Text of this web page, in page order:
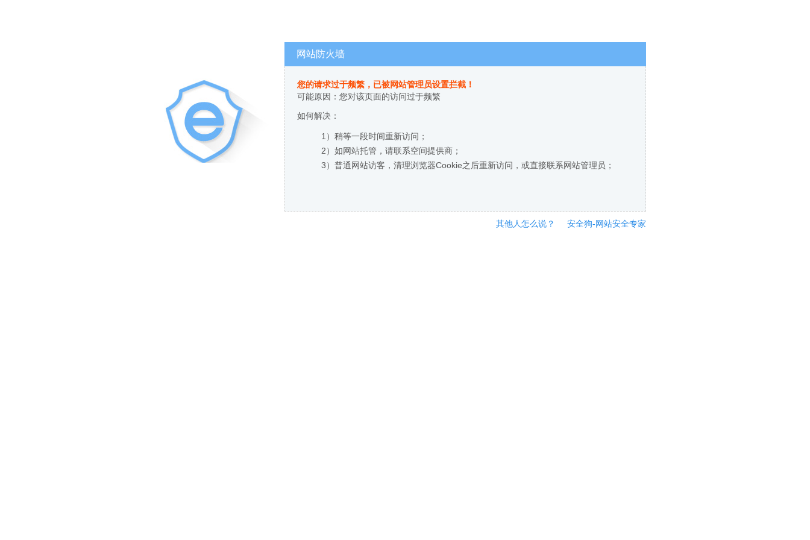
网站防火墙
您的请求过于频繁，已被网站管理员设置拦截！
可能原因：您对该页面的访问过于频繁
如何解决：
1）稍等一段时间重新访问；
2）如网站托管，请联系空间提供商；
3）普通网站访客，清理浏览器Cookie之后重新访问，或直接联系网站管理员；
其他人怎么说？ 安全狗-网站安全专家